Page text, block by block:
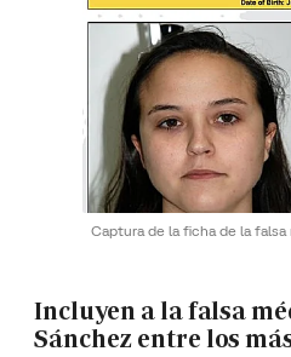
Captura de la ficha de la
Incluyen a la falsa
Sánchez entre los